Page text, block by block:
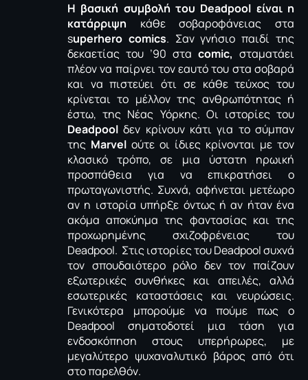
Η βασική συμβολή του Deadpool είναι η
κατάρριψη κάθε σοβαροφάνειας στα
superhero comics. Σαν γνήσιο παιδί της
δεκαετίας του ’90 στα comic, σταματάει
πλέον να παίρνει τον εαυτό του στα σοβαρά
και να πιστεύει ότι σε κάθε τεύχος του
κρίνεται το μέλλον της ανθρωπότητας ή
έστω, της Νέας Υόρκης. Οι ιστορίες του
Deadpool δεν κρίνουν κάτι για το σύμπαν
της Marvel ούτε οι ίδιες κρίνονται με τον
κλασικό τρόπο, σε μια ύστατη ηρωική
προσπάθεια για να επικρατήσει ο
πρωταγωνιστής. Συχνά, αφήνεται μετέωρο
αν η ιστορία υπήρξε όντως ή αν ήταν ένα
ακόμα αποκύημα της φαντασίας και της
προχωρημένης σχιζοφρένειας του
Deadpool. Στις ιστορίες του Deadpool συχνά
τον σπουδαιότερο ρόλο δεν τον παίζουν
εξωτερικές συνθήκες και απειλές, αλλά
εσωτερικές καταστάσεις και νευρώσεις.
Γενικότερα μπορούμε να πούμε πως ο
Deadpool σηματοδοτεί μια τάση για
ενδοσκόπηση στους υπερήρωρες, με
μεγαλύτερο ψυχαναλυτικό βάρος από ότι
στο παρελθόν.